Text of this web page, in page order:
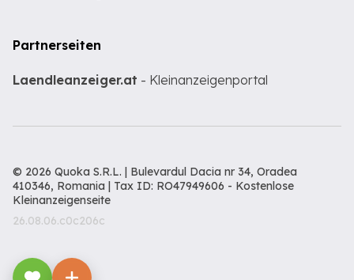
Partnerseiten
Laendleanzeiger.at - Kleinanzeigenportal
© 2026 Quoka S.R.L. | Bulevardul Dacia nr 34, Oradea
410346, Romania | Tax ID: RO47949606 - Kostenlose
Kleinanzeigenseite
26.08.06.c0c206c